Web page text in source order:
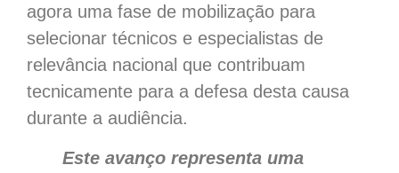
agora uma fase de mobilização para
selecionar técnicos e especialistas de
relevância nacional que contribuam
tecnicamente para a defesa desta causa
durante a audiência.
Este avanço representa uma